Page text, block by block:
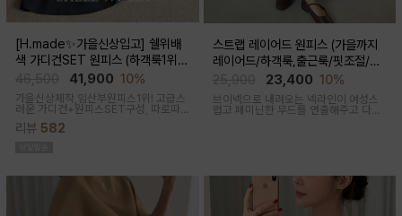
[H.made✨가을신상입고] 쉘위배
색 가디건SET 원피스 (하객룩1위/
고급미/가디건SET/임산부,출산후,
누구나예쁜핏)
41,900 10%
가을신상제작,임산부원피스1위! 고급스
러운 가디건+원피스SET구성, 따로따
리뷰 582
스트랩 레이어드 원피스 (가을까지
레이어드/하객룩,출근룩/핏조절/임
산부,출산후 착용가능)
23,400 10%
브이넥으로 내려오는 넥라인이 여성스
럽고 페미닌한 무드를 연출해주고 다양